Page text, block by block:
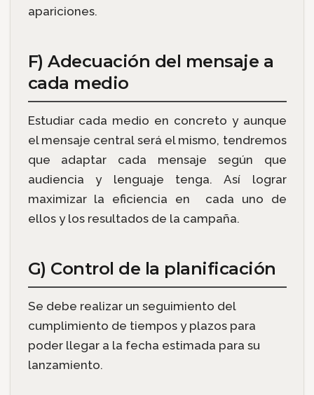
apariciones.
F) Adecuación del mensaje a
cada medio
Estudiar cada medio en concreto y aunque
el mensaje central será el mismo, tendremos
que adaptar cada mensaje según que
audiencia y lenguaje tenga. Así lograr
maximizar la eficiencia en cada uno de
ellos y los resultados de la campaña.
G) Control de la planificación
Se debe realizar un seguimiento del
cumplimiento de tiempos y plazos para
poder llegar a la fecha estimada para su
lanzamiento.